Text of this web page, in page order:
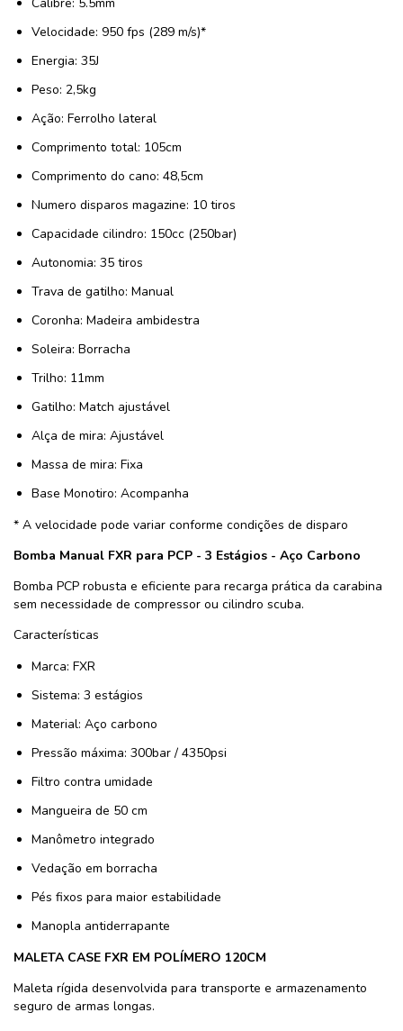
Velocidade: 950 fps (289 m/s)*
Energia: 35J
Peso: 2,5kg
Ação: Ferrolho lateral
Comprimento total: 105cm
Comprimento do cano: 48,5cm
Numero disparos magazine: 10 tiros
Capacidade cilindro: 150cc (250bar)
Autonomia: 35 tiros
Trava de gatilho: Manual
Coronha: Madeira ambidestra
Soleira: Borracha
Trilho: 11mm
Gatilho: Match ajustável
Alça de mira: Ajustável
Massa de mira: Fixa
Base Monotiro: Acompanha
* A velocidade pode variar conforme condições de disparo
Bomba Manual FXR para PCP - 3 Estágios - Aço Carbono
Bomba PCP robusta e eficiente para recarga prática da carabina
sem necessidade de compressor ou cilindro scuba.
Características
Marca: FXR
Sistema: 3 estágios
Material: Aço carbono
Pressão máxima: 300bar / 4350psi
Filtro contra umidade
Mangueira de 50 cm
Manômetro integrado
Vedação em borracha
Pés fixos para maior estabilidade
Manopla antiderrapante
MALETA CASE FXR EM POLÍMERO 120CM
Maleta rígida desenvolvida para transporte e armazenamento
seguro de armas longas.